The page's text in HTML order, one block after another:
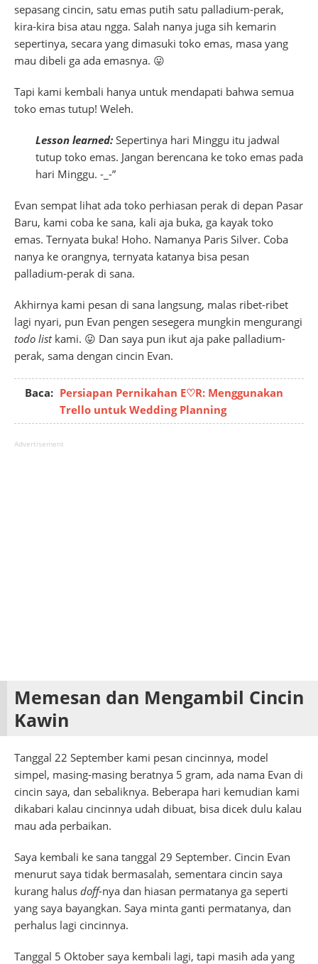
sepasang cincin, satu emas putih satu palladium-perak,
kira-kira bisa atau ngga. Salah nanya juga sih kemarin
sepertinya, secara yang dimasuki toko emas, masa yang
mau dibeli ga ada emasnya. 😛
Tapi kami kembali hanya untuk mendapati bahwa semua
toko emas tutup! Weleh.
Lesson learned: Sepertinya hari Minggu itu jadwal
tutup toko emas. Jangan berencana ke toko emas pada
hari Minggu. -_-”
Evan sempat lihat ada toko perhiasan perak di depan Pasar
Baru, kami coba ke sana, kali aja buka, ga kayak toko
emas. Ternyata buka! Hoho. Namanya Paris Silver. Coba
nanya ke orangnya, ternyata katanya bisa pesan
palladium-perak di sana.
Akhirnya kami pesan di sana langsung, malas ribet-ribet
lagi nyari, pun Evan pengen sesegera mungkin mengurangi
todo listkami. 😛 Dan saya pun ikut aja pake palladium-
perak, sama dengan cincin Evan.
Baca: Persiapan Pernikahan E♡R: Menggunakan
Trello untuk Wedding Planning
Advertisement
Memesan dan Mengambil Cincin
Kawin
Tanggal 22 September kami pesan cincinnya, model
simpel, masing-masing beratnya 5 gram, ada nama Evan di
cincin saya, dan sebaliknya. Beberapa hari kemudian kami
dikabari kalau cincinnya udah dibuat, bisa dicek dulu kalau
mau ada perbaikan.
Saya kembali ke sana tanggal 29 September. Cincin Evan
menurut saya tidak bermasalah, sementara cincin saya
kurang halus doff-nya dan hiasan permatanya ga seperti
yang saya bayangkan. Saya minta ganti permatanya, dan
perhalus lagi cincinnya.
Tanggal 5 Oktober saya kembali lagi, tapi masih ada yang